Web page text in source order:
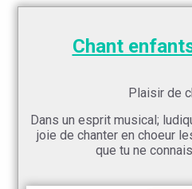
Chant
Plaisir de
Dans un esprit musical;
joie de chanter en choeur
que tu ne